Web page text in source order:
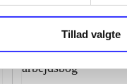
Tillad valgte